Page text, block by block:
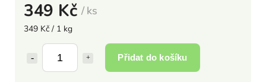
349 Kč / ks
349 Kč / 1 kg
Přidat do košíku